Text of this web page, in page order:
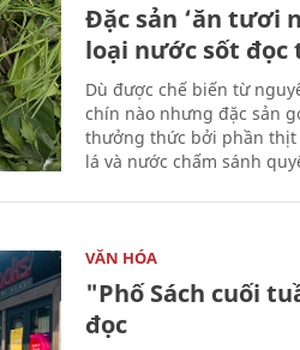
Đặc sản ‘ăn tươi
loại nước sốt đọc
Dù được chế biến từ
chín nào nhưng đặc sản
thưởng thức bởi phần thịt
lá và nước chấm sánh
VĂN HÓA
"Phố Sách cuối
đọc